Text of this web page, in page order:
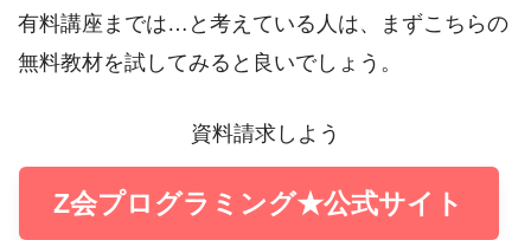
有料講座までは…と考えている人は、まずこちらの
無料教材を試してみると良いでしょう。
資料請求しよう
Z会プログラミング★公式サイト